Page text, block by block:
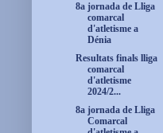
8a jornada de Lliga
comarcal
d'atletisme a
Dénia
Resultats finals lliga
comarcal
d'atletisme
2024/2...
8a jornada de Lliga
Comarcal